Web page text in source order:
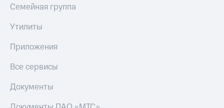
Семейная группа
Утилиты
Приложения
Все сервисы
Документы